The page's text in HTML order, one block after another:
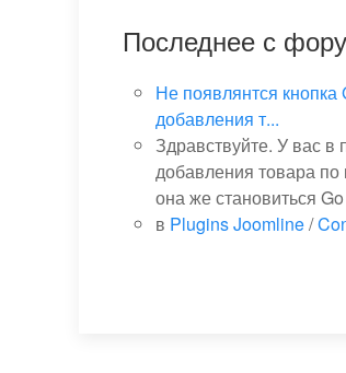
Последнее с
Не появлянтся кнопка
добавления т...
Здравствуйте. У вас в
добавления товара по
она же становиться
в Plugins Joomline/